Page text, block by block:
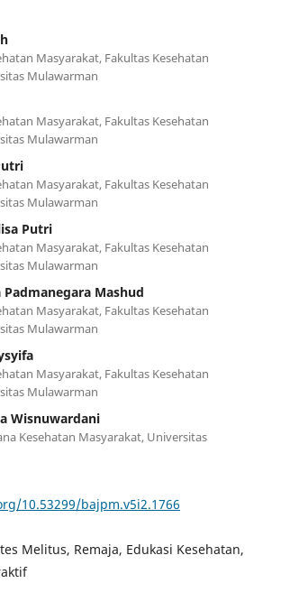
Masyarakat, Fakultas Kesehatan
Mulawarman
Masyarakat, Fakultas Kesehatan
Mulawarman
Masyarakat, Fakultas Kesehatan
Mulawarman
Putri
Masyarakat, Fakultas Kesehatan
Mulawarman
Mashud
Masyarakat, Fakultas Kesehatan
Mulawarman
Masyarakat, Fakultas Kesehatan
Mulawarman
Wisnuwardani
Kesehatan Masyarakat, Universitas
10.53299/bajpm.v5i2.1766
Melitus, Remaja, Edukasi Kesehatan,